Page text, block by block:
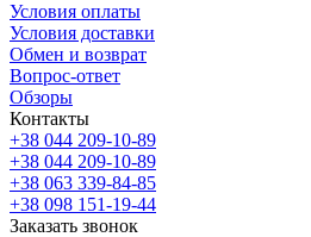
Условия оплаты
Условия доставки
Обмен и возврат
Вопрос-ответ
Обзоры
Контакты
+38 044 209-10-89
+38 044 209-10-89
+38 063 339-84-85
+38 098 151-19-44
Заказать звонок